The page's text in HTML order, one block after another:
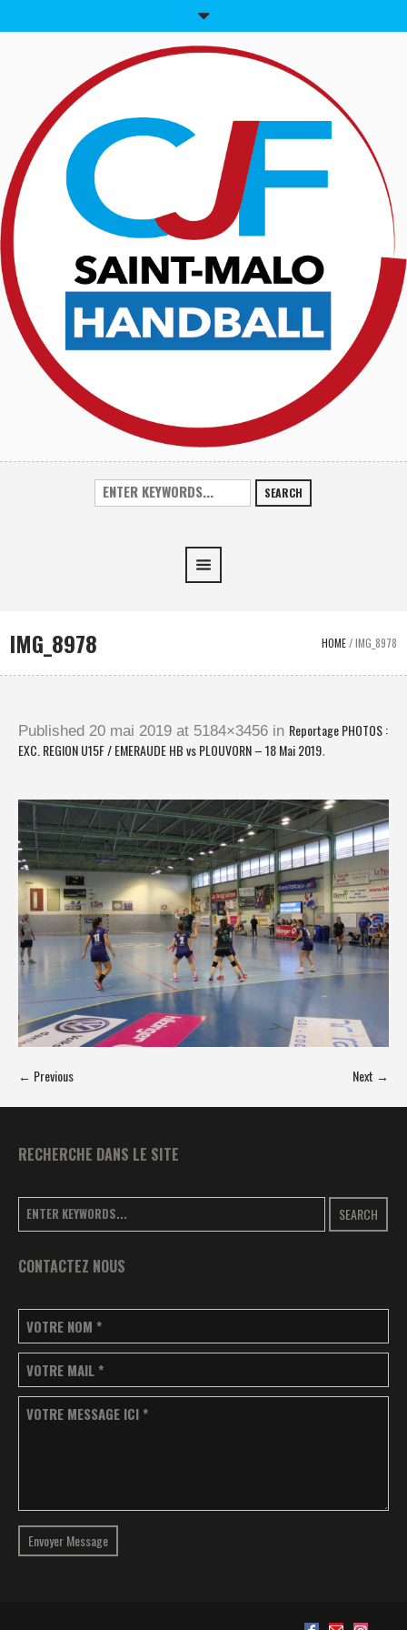
SEARCH
IMG_8978 HOME/IMG_8978
Published 20 mai 2019 at 5184×3456 in Reportage PHOTOS :
EXC. REGION U15F / EMERAUDE HB vs PLOUVORN – 18 Mai 2019.
← Previous Next →
RECHERCHE DANS LE SITE
SEARCH
CONTACTEZ NOUS
VOTRE NOM *
VOTRE MAIL *
VOTRE MESSAGE ICI *
Envoyer Message